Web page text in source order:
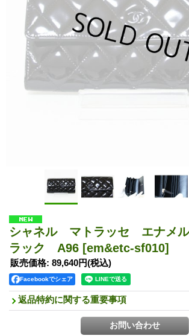
シャネル マトラッセ エナメ
ラック A96 [em&etc-sf010]
販売価格: 89,640円(税込)
Facebookでシェア
返品特約に関する重要事項